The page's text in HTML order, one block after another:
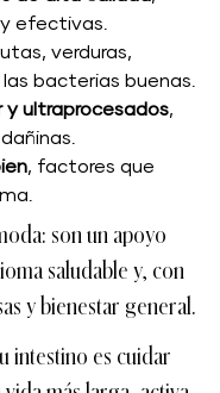
efectivas.
verduras,
bacterias buenas.
y ultraprocesados,
, factores que
son un apoyo
saludable y, con
y bienestar general.
intestino es cuidar